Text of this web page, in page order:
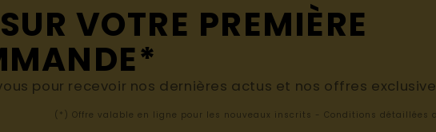
VOTRE PREMIÈRE
pour recevoir nos dernières actus et nos offres
(*) Offre valable en ligne pour les nouveaux inscrits - Conditions détaillées